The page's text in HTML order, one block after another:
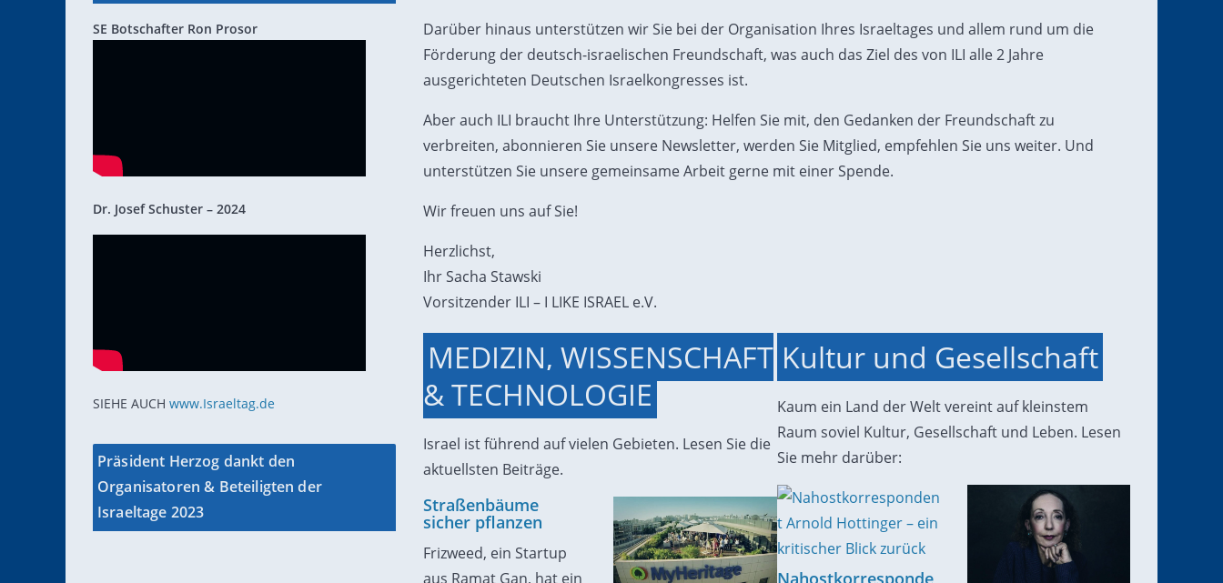
Darüber hinaus unterstützen wir Sie bei der Organisation Ihres Israeltages und allem rund um die
Förderung der deutsch-israelischen Freundschaft, was auch das Ziel des von ILI alle 2 Jahre
ausgerichteten Deutschen Israelkongresses ist.
Aber auch ILI braucht Ihre Unterstützung: Helfen Sie mit, den Gedanken der Freundschaft zu
verbreiten, abonnieren Sie unsere Newsletter, werden Sie Mitglied, empfehlen Sie uns weiter. Und
unterstützen Sie unsere gemeinsame Arbeit gerne mit einer Spende.
Wir freuen uns auf Sie!
Herzlichst,
Ihr Sacha Stawski
Vorsitzender ILI – I LIKE ISRAEL e.V.
MEDIZIN, WISSENSCHAFT
& TECHNOLOGIE
Israel ist führend auf vielen Gebieten. Lesen Sie die
aktuellsten Beiträge.
Straßenbäume
sicher pflanzen
Frizweed, ein Startup
aus Ramat Gan, hat ein
Kultur und Gesellschaft
Kaum ein Land der Welt vereint auf kleinstem
Raum soviel Kultur, Gesellschaft und Leben. Lesen
Sie mehr darüber:
Nahostkorresponde
SE Botschafter Ron Prosor
Dr. Josef Schuster – 2024
SIEHE AUCH www.Israeltag.de
Präsident Herzog dankt den
Organisatoren & Beteiligten der
Israeltage 2023